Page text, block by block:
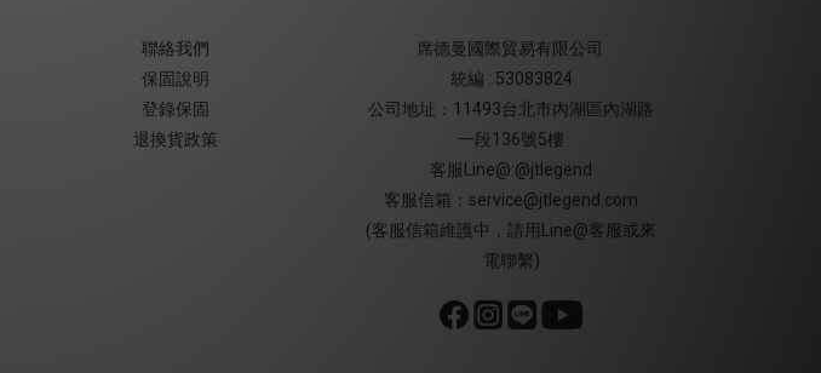
聯絡我們
保固說明
登錄保固
退換貨政策
席德曼國際貿易有限公司
統編 : 53083824
公司地址：11493台北市內湖區內湖路
一段136號5樓
客服Line@:@jtlegend
客服信箱：service@jtlegend.com
(客服信箱維護中，請用Line@客服或來
電聯繫)